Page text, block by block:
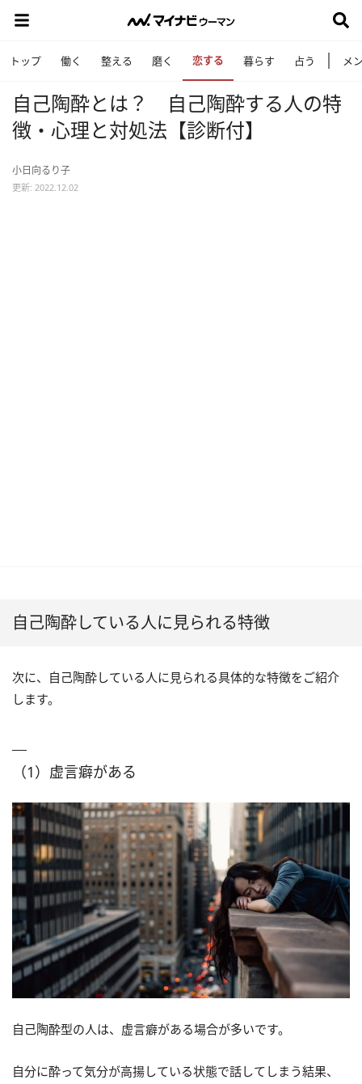
トップ 働く 整える 磨く 恋する 暮らす 占う メ
自己陶酔とは？ 自己陶酔する人の特
徴・心理と対処法【診断付】
小日向るり子
更新: 2022.12.02
自己陶酔している人に見られる特徴
次に、自己陶酔している人に見られる具体的な特徴をご紹介
します。
（1）虚言癖がある
自己陶酔型の人は、虚言癖がある場合が多いです。
自分に酔って気分が高揚している状態で話してしまう結果、